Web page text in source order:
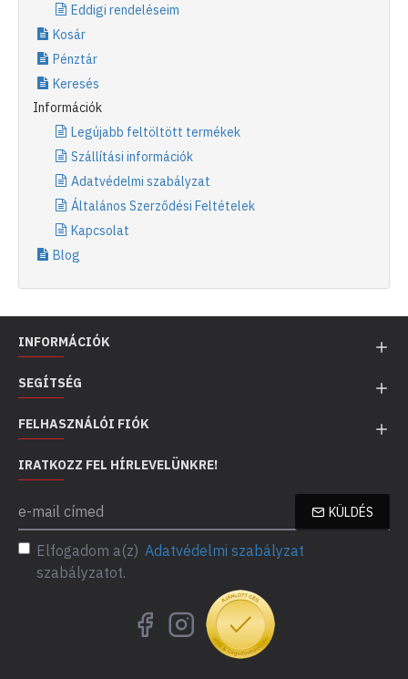
Eddigi rendeléseim
Kosár
Pénztár
Keresés
Információk
Legújabb feltöltött termékek
Szállítási információk
Adatvédelmi szabályzat
Általános Szerződési Feltételek
Kapcsolat
Blog
INFORMÁCIÓK
SEGÍTSÉG
FELHASZNÁLÓI FIÓK
IRATKOZZ FEL HÍRLEVELÜNKRE!
KÜLDÉS
Elfogadom a(z) Adatvédelmi szabályzat
szabályzatot.